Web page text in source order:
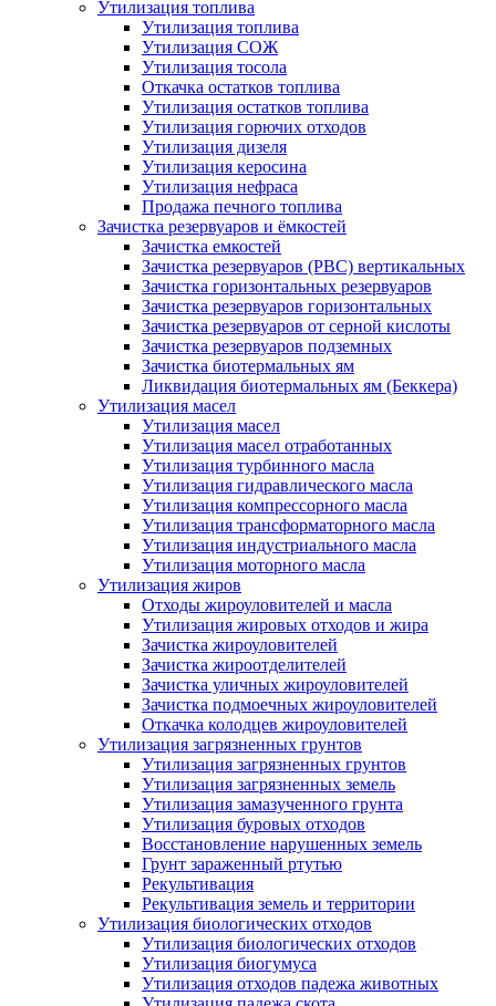
Утилизация топлива
Утилизация топлива
Утилизация СОЖ
Утилизация тосола
Откачка остатков топлива
Утилизация остатков топлива
Утилизация горючих отходов
Утилизация дизеля
Утилизация керосина
Утилизация нефраса
Продажа печного топлива
Зачистка резервуаров и ёмкостей
Зачистка емкостей
Зачистка резервуаров (РВС) вертикальных
Зачистка горизонтальных резервуаров
Зачистка резервуаров горизонтальных
Зачистка резервуаров от серной кислоты
Зачистка резервуаров подземных
Зачистка биотермальных ям
Ликвидация биотермальных ям (Беккера)
Утилизация масел
Утилизация масел
Утилизация масел отработанных
Утилизация турбинного масла
Утилизация гидравлического масла
Утилизация компрессорного масла
Утилизация трансформаторного масла
Утилизация индустриального масла
Утилизация моторного масла
Утилизация жиров
Отходы жироуловителей и масла
Утилизация жировых отходов и жира
Зачистка жироуловителей
Зачистка жироотделителей
Зачистка уличных жироуловителей
Зачистка подмоечных жироуловителей
Откачка колодцев жироуловителей
Утилизация загрязненных грунтов
Утилизация загрязненных грунтов
Утилизация загрязненных земель
Утилизация замазученного грунта
Утилизация буровых отходов
Восстановление нарушенных земель
Грунт зараженный ртутью
Рекультивация
Рекультивация земель и территории
Утилизация биологических отходов
Утилизация биологических отходов
Утилизация биогумуса
Утилизация отходов падежа животных